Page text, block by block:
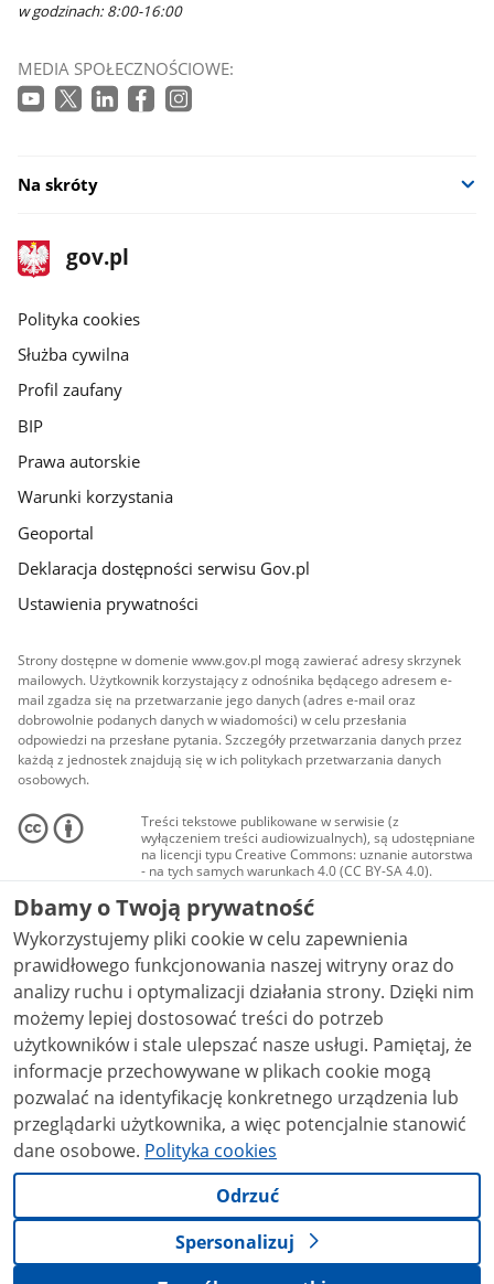
w godzinach: 8:00-16:00
MEDIA SPOŁECZNOŚCIOWE:
Na skróty
stopka
gov.pl
Strona
gov.pl
gov.pl
Polityka cookies
Służba cywilna
Profil zaufany
BIP
Prawa autorskie
Warunki korzystania
Geoportal
Deklaracja dostępności serwisu Gov.pl
Ustawienia prywatności
Strony dostępne w domenie www.gov.pl mogą zawierać adresy skrzynek
mailowych. Użytkownik korzystający z odnośnika będącego adresem e-
mail zgadza się na przetwarzanie jego danych (adres e-mail oraz
dobrowolnie podanych danych w wiadomości) w celu przesłania
odpowiedzi na przesłane pytania. Szczegóły przetwarzania danych przez
każdą z jednostek znajdują się w ich politykach przetwarzania danych
osobowych.
Treści tekstowe publikowane w serwisie (z
wyłączeniem treści audiowizualnych), są udostępniane
na licencji typu Creative Commons: uznanie autorstwa
- na tych samych warunkach 4.0 (CC BY-SA 4.0).
Materiały audiowizualne, w tym zdjęcia, materiały
audio i wideo, są udostępniane na licencji typu
Creative Commons: uznanie autorstwa użycie
niekomercyjne - bez utworów zależnych 4.0 (CC BY-
NC-ND 4.0), o ile nie jest to stwierdzone inaczej.
Dbamy o Twoją prywatność
Wykorzystujemy pliki cookie w celu zapewnienia
prawidłowego funkcjonowania naszej witryny oraz do
analizy ruchu i optymalizacji działania strony. Dzięki nim
możemy lepiej dostosować treści do potrzeb
użytkowników i stale ulepszać nasze usługi. Pamiętaj, że
informacje przechowywane w plikach cookie mogą
pozwalać na identyfikację konkretnego urządzenia lub
przeglądarki użytkownika, a więc potencjalnie stanowić
dane osobowe. Polityka cookies
Odrzuć
Spersonalizuj